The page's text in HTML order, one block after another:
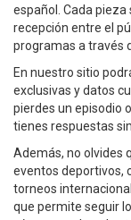
español. Cada
recepción entre el
programas a través
En nuestro sitio
exclusivas y datos
pierdes un episodio
tienes respuestas
Además, no olvides
eventos deportivos,
torneos
que permite seguir